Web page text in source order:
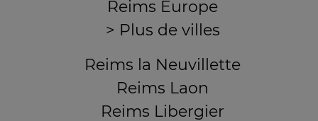
Reims Europe
> Plus de villes
Reims la Neuvillette
Reims Laon
Reims Libergier